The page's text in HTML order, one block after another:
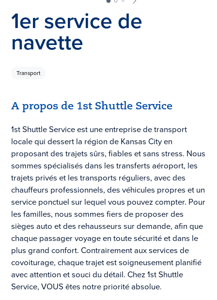
1er service de
navette
Transport
A propos de 1st Shuttle Service
1st Shuttle Service est une entreprise de transport
locale qui dessert la région de Kansas City en
proposant des trajets sûrs, fiables et sans stress. Nous
sommes spécialisés dans les transferts aéroport, les
trajets privés et les transports réguliers, avec des
chauffeurs professionnels, des véhicules propres et un
service ponctuel sur lequel vous pouvez compter. Pour
les familles, nous sommes fiers de proposer des
sièges auto et des rehausseurs sur demande, afin que
chaque passager voyage en toute sécurité et dans le
plus grand confort. Contrairement aux services de
covoiturage, chaque trajet est soigneusement planifié
avec attention et souci du détail. Chez 1st Shuttle
Service, VOUS êtes notre priorité absolue.